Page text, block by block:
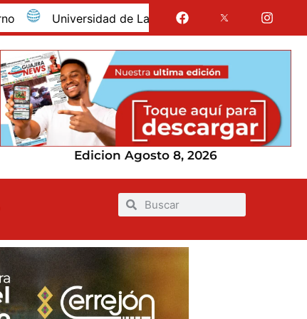
Universidad de La Guajira celebró la obtención del
Edicion Agosto 8, 2026